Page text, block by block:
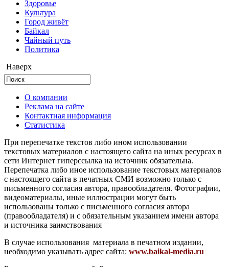
Здоровье
Культура
Город живёт
Байкал
Чайный путь
Политика
Наверх
О компании
Реклама на сайте
Контактная информация
Статистика
При перепечатке текстов либо ином использовании
текстовых материалов с настоящего сайта на иных ресурсах в
сети Интернет гиперссылка на источник обязательна.
Перепечатка либо иное использование текстовых материалов
с настоящего сайта в печатных СМИ возможно только с
письменного согласия автора, правообладателя. Фотографии,
видеоматериалы, иные иллюстрации могут быть
использованы только с письменного согласия автора
(правообладателя) и с обязательным указанием имени автора
и источника заимствования
В случае использования материала в печатном издании,
необходимо указывать адрес сайта: www.baikal-media.ru